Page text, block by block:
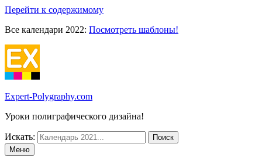
Перейти к содержимому
Все календари 2022: Посмотреть шаблоны!
Expert-Polygraphy.com
Уроки полиграфического дизайна!
Искать:
Меню